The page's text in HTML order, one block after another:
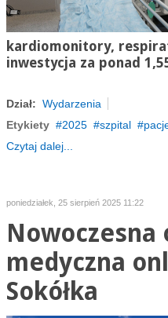
kardiomonitory,
inwestycja za ponad
Dział: Wydarzenia
Etykiety
2025 szpital
Czytaj dalej...
poniedziałek, 25 sierpień 2025 11:22
Nowoczesna
medyczna
Sokółka